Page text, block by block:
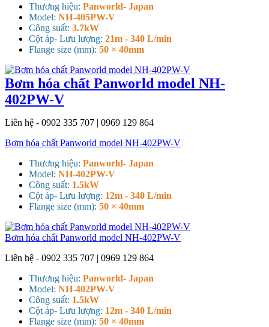
Thương hiệu: Panworld- Japan
Model: NH-405PW-V
Công suất: 3.7kW
Cột áp- Lưu lượng: 21m - 340 L/min
Flange size (mm): 50 × 40mm
Bơm hóa chất Panworld model NH-
402PW-V
Liên hệ - 0902 335 707 | 0969 129 864
Bơm hóa chất Panworld model NH-402PW-V
Thương hiệu: Panworld- Japan
Model: NH-402PW-V
Công suất: 1.5kW
Cột áp- Lưu lượng: 12m - 340 L/min
Flange size (mm): 50 × 40mm
Bơm hóa chất Panworld model NH-402PW-V
Liên hệ - 0902 335 707 | 0969 129 864
Thương hiệu: Panworld- Japan
Model: NH-402PW-V
Công suất: 1.5kW
Cột áp- Lưu lượng: 12m - 340 L/min
Flange size (mm): 50 × 40mm